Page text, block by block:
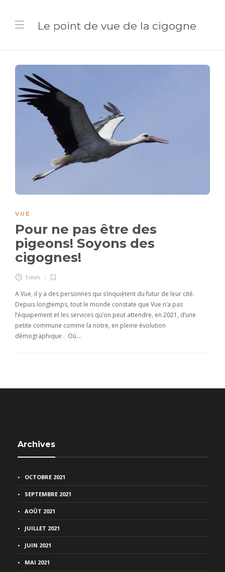
Le point de vue de la cigogne
VUE
Pour ne pas être des
pigeons! Soyons des
cigognes!
1 min
A Vue, il y a des personnes qui s’inquiètent du futur de leur cité.
Depuis longtemps, tout le monde constate que Vue n’a pas
l’équipement et les services qu’on peut attendre, en 2021, d’une
petite commune comme la notre, en pleine évolution
démographique . Où…
Archives
OCTOBRE 2021
SEPTEMBRE 2021
AOÛT 2021
JUILLET 2021
JUIN 2021
MAI 2021